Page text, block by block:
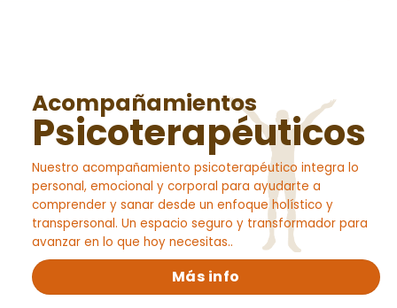
Acompañamientos
Psicoterapéuticos
Nuestro acompañamiento psicoterapéutico integra lo
personal, emocional y corporal para ayudarte a
comprender y sanar desde un enfoque holístico y
transpersonal. Un espacio seguro y transformador para
avanzar en lo que hoy necesitas..
Más info